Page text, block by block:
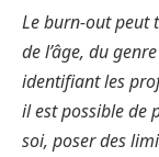
Le burn-out peut
de l’âge, du
identifiant les
il est possible de
soi, poser des